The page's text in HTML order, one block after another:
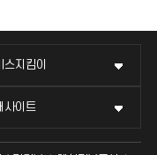
스지킴이
사이트